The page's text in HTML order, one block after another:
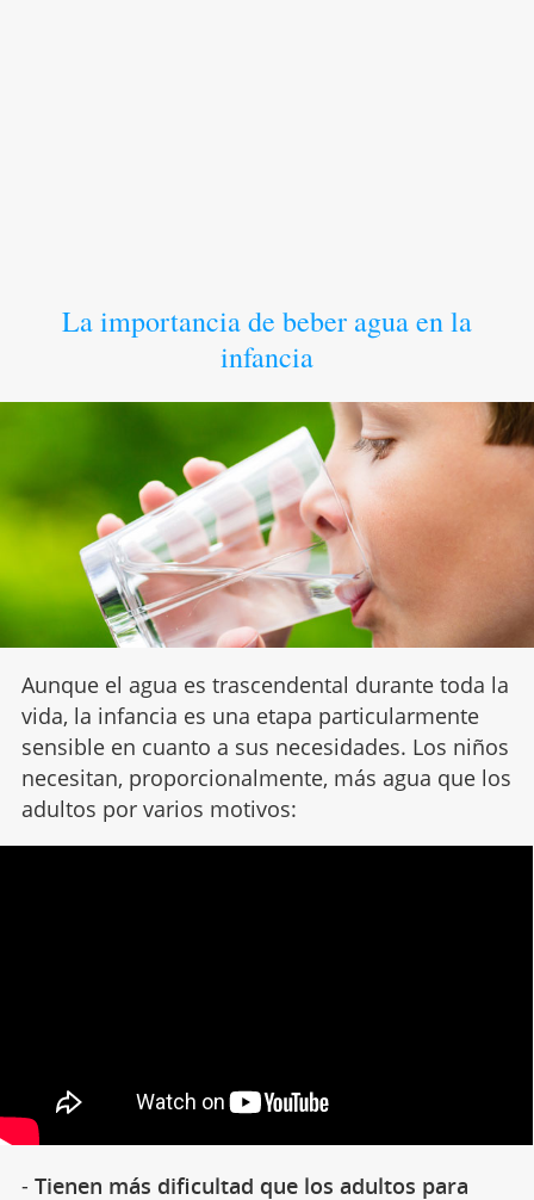
La importancia de beber agua en la
infancia
Aunque el agua es trascendental durante toda la
vida, la infancia es una etapa particularmente
sensible en cuanto a sus necesidades. Los niños
necesitan, proporcionalmente, más agua que los
adultos por varios motivos:
- Tienen más dificultad que los adultos para